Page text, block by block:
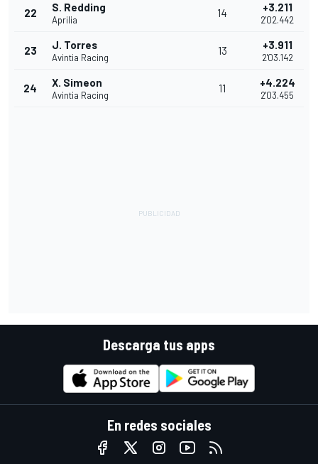
22 S. Redding
Aprilia
14 +3.211
2'02.442
23 J. Torres
Avintia Racing
13 +3.911
2'03.142
24 X. Simeon
Avintia Racing
11 +4.224
2'03.455
Descarga tus apps
En redes sociales